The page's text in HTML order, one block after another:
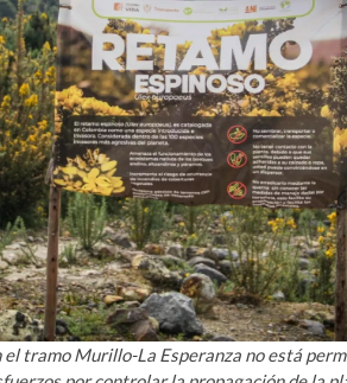
tramo Murillo-La Esperanza no está